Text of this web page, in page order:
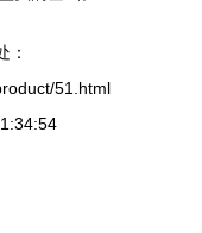
：
51.html